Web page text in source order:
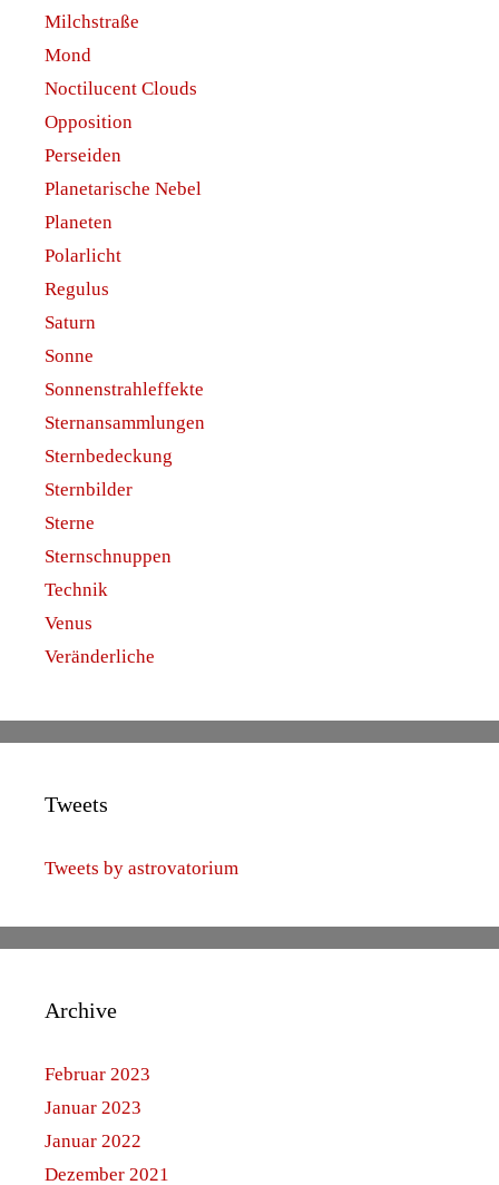
Milchstraße
Mond
Noctilucent Clouds
Opposition
Perseiden
Planetarische Nebel
Planeten
Polarlicht
Regulus
Saturn
Sonne
Sonnenstrahleffekte
Sternansammlungen
Sternbedeckung
Sternbilder
Sterne
Sternschnuppen
Technik
Venus
Veränderliche
Tweets
Tweets by astrovatorium
Archive
Februar 2023
Januar 2023
Januar 2022
Dezember 2021